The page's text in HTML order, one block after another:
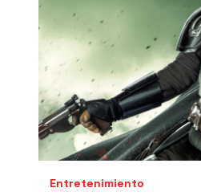
Entretenimiento